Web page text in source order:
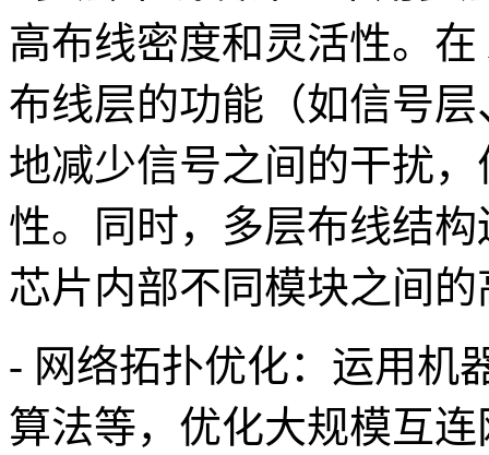
高布线密度和灵活性。
布线层的功能（如信号
地减少信号之间的干扰
性。同时，多层布线结
芯片内部不同模块之间
- 网络拓扑优化：运用机
算法等，优化大规模互